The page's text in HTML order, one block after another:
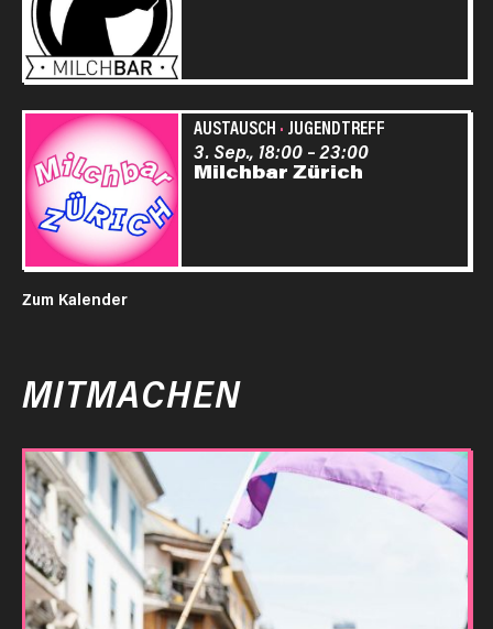
AUSTAUSCH · JUGENDTREFF
Milchbar Zürich
3. Sep., 18:00–23:00
Zum Kalender
MITMACHEN